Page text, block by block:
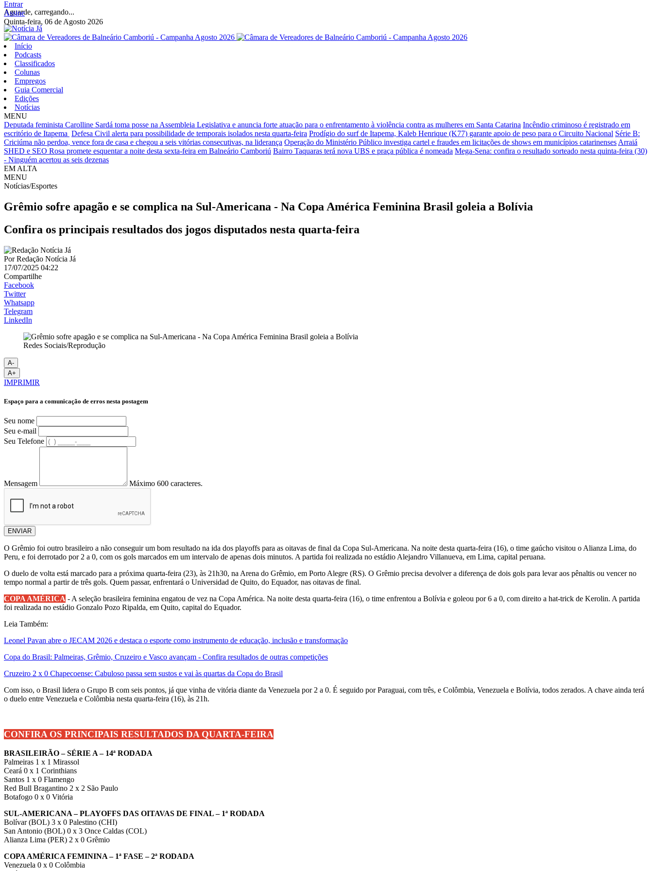
Aguarde, carregando...
Entrar
Assine
Quinta-feira, 06 de Agosto 2026
Início
Podcasts
Classificados
Colunas
Empregos
Guia Comercial
Edições
Notícias
MENU
Deputada feminista Carolline Sardá toma posse na Assembleia Legislativa e anuncia forte atuação para o enfrentamento à violência contra as mulheres em Santa Catarina Incêndio criminoso é registrado em
escritório de Itapema Defesa Civil alerta para possibilidade de temporais isolados nesta quarta-feira Prodígio do surf de Itapema, Kaleb Henrique (K77) garante apoio de peso para o Circuito Nacional Série B:
Criciúma não perdoa, vence fora de casa e chegou a seis vitórias consecutivas, na liderança Operação do Ministério Público investiga cartel e fraudes em licitações de shows em municípios catarinenses Arraiá
SHED e SEO Rosa promete esquentar a noite desta sexta-feira em Balneário Camboriú Bairro Taquaras terá nova UBS e praça pública é nomeada Mega-Sena: confira o resultado sorteado nesta quinta-feira (30)
- Ninguém acertou as seis dezenas
EM ALTA
MENU
Notícias/Esportes
Grêmio sofre apagão e se complica na Sul-Americana - Na Copa América Feminina Brasil goleia a Bolívia
Confira os principais resultados dos jogos disputados nesta quarta-feira
PorRedação Notícia Já
17/07/2025 04:22
Compartilhe
Facebook
Twitter
Whatsapp
Telegram
LinkedIn
Redes Sociais/Reprodução
A-
A+
IMPRIMIR
Espaço para a comunicação de erros nesta postagem
Seu nome
Seu e-mail
Seu Telefone
Mensagem Máximo 600 caracteres.
ENVIAR
O Grêmio foi outro brasileiro a não conseguir um bom resultado na ida dos playoffs para as oitavas de final da Copa Sul-Americana. Na noite desta quarta-feira (16), o time gaúcho visitou o Alianza Lima, do
Peru, e foi derrotado por 2 a 0, com os gols marcados em um intervalo de apenas dois minutos. A partida foi realizada no estádio Alejandro Villanueva, em Lima, capital peruana.
O duelo de volta está marcado para a próxima quarta-feira (23), às 21h30, na Arena do Grêmio, em Porto Alegre (RS). O Grêmio precisa devolver a diferença de dois gols para levar aos pênaltis ou vencer no
tempo normal a partir de três gols. Quem passar, enfrentará o Universidad de Quito, do Equador, nas oitavas de final.
COPA AMÉRICA - A seleção brasileira feminina engatou de vez na Copa América. Na noite desta quarta-feira (16), o time enfrentou a Bolívia e goleou por 6 a 0, com direito a hat-trick de Kerolin. A partida
foi realizada no estádio Gonzalo Pozo Ripalda, em Quito, capital do Equador.
Leia Também:
Leonel Pavan abre o JECAM 2026 e destaca o esporte como instrumento de educação, inclusão e transformação
Copa do Brasil: Palmeiras, Grêmio, Cruzeiro e Vasco avançam - Confira resultados de outras competições
Cruzeiro 2 x 0 Chapecoense: Cabuloso passa sem sustos e vai às quartas da Copa do Brasil
Com isso, o Brasil lidera o Grupo B com seis pontos, já que vinha de vitória diante da Venezuela por 2 a 0. É seguido por Paraguai, com três, e Colômbia, Venezuela e Bolívia, todos zerados. A chave ainda terá
o duelo entre Venezuela e Colômbia nesta quarta-feira (16), às 21h.
CONFIRA OS PRINCIPAIS RESULTADOS DA QUARTA-FEIRA
BRASILEIRÃO – SÉRIE A – 14ª RODADA
Palmeiras 1 x 1 Mirassol
Ceará 0 x 1 Corinthians
Santos 1 x 0 Flamengo
Red Bull Bragantino 2 x 2 São Paulo
Botafogo 0 x 0 Vitória
SUL-AMERICANA – PLAYOFFS DAS OITAVAS DE FINAL – 1ª RODADA
Bolívar (BOL) 3 x 0 Palestino (CHI)
San Antonio (BOL) 0 x 3 Once Caldas (COL)
Alianza Lima (PER) 2 x 0 Grêmio
COPA AMÉRICA FEMININA – 1ª FASE – 2ª RODADA
Venezuela 0 x 0 Colômbia